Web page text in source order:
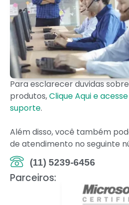
Para esclarecer duvidas
produtos,Clique Aqui e
suporte.
Além disso, você também
de atendimento no seguinte
(11) 5239-6456
Parceiros: